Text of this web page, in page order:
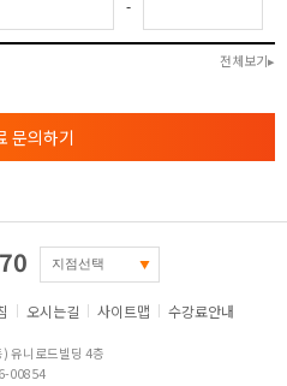
-
전체보기
문의하기
오시는길 사이트맵 수강료안내
유니로드빌딩 4층
00854